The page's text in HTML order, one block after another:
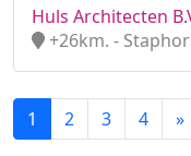
Huls Architecten
+26km. -
1 2 3 4 »